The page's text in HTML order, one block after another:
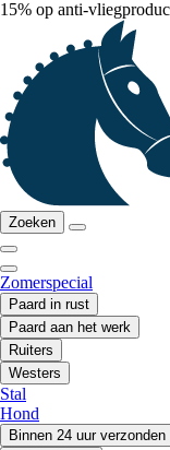
15% op anti-
Zoeken
Zomerspecial
Paard in rust
Paard aan het werk
Ruiters
Westers
Stal
Hond
Binnen 24 uur verzonden